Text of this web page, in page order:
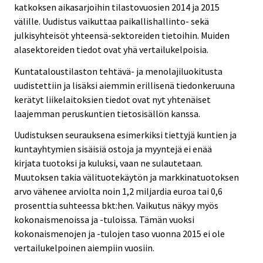
katkoksen aikasarjoihin tilastovuosien 2014 ja 2015
välille. Uudistus vaikuttaa paikallishallinto- sekä
julkisyhteisöt yhteensä-sektoreiden tietoihin. Muiden
alasektoreiden tiedot ovat yhä vertailukelpoisia.
Kuntataloustilaston tehtävä- ja menolajiluokitusta
uudistettiin ja lisäksi aiemmin erillisenä tiedonkeruuna
kerätyt liikelaitoksien tiedot ovat nyt yhtenäiset
laajemman peruskuntien tietosisällön kanssa.
Uudistuksen seurauksena esimerkiksi tiettyjä kuntien ja
kuntayhtymien sisäisiä ostoja ja myyntejä ei enää
kirjata tuotoksi ja kuluksi, vaan ne sulautetaan.
Muutoksen takia välituotekäytön ja markkinatuotoksen
arvo vähenee arviolta noin 1,2 miljardia euroa tai 0,6
prosenttia suhteessa bkt:hen. Vaikutus näkyy myös
kokonaismenoissa ja -tuloissa. Tämän vuoksi
kokonaismenojen ja -tulojen taso vuonna 2015 ei ole
vertailukelpoinen aiempiin vuosiin.